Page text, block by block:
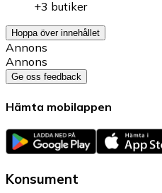
+3 butiker
Hoppa över innehållet
Annons
Annons
Ge oss feedback
Hämta mobilappen
Konsument